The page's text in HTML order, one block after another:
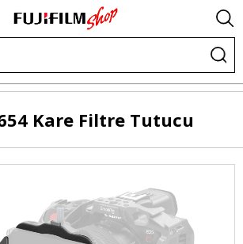
Kare Filtre Tutucu